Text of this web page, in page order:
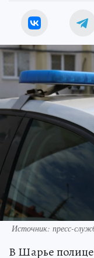
Источник: пресс-
В Шарье